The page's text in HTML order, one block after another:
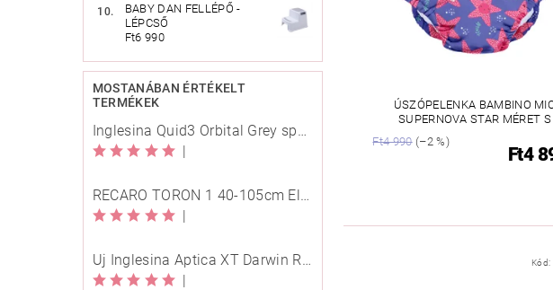
BABY DAN FELLÉPŐ -
LÉPCSŐ
Ft6 990
MOSTANÁBAN ÉRTÉKELT
TERMÉKEK
Inglesina Quid3 Orbital Grey sport babakocsi
|
RECARO TORON 1 40-105cm Elegant Beige
|
Új Inglesina Aptica XT Darwin Recline Evo 4in1 Himalaya Blue multifunkciós babakocsi
|
ÚSZÓPELENKA BAMBINO
SUPERNOVA STAR MÉRET S
Ft4 990(–2 %)
Ft4
Kód: